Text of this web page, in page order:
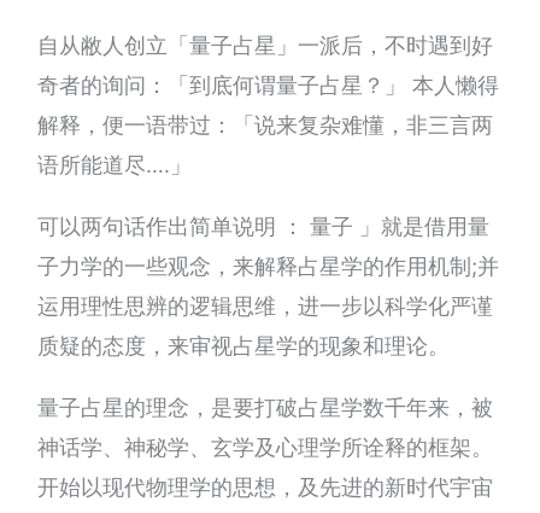
自从敝人创立「量子占星」一派后，不时遇到好
奇者的询问：「到底何谓量子占星？」 本人懒得
解释，便一语带过：「说来复杂难懂，非三言两
语所能道尽….」
可以两句话作出简单说明 ： 量子 」就是借用量
子力学的一些观念，来解释占星学的作用机制;并
运用理性思辨的逻辑思维，进一步以科学化严谨
质疑的态度，来审视占星学的现象和理论。
量子占星的理念，是要打破占星学数千年来，被
神话学、神秘学、玄学及心理学所诠释的框架。
开始以现代物理学的思想，及先进的新时代宇宙